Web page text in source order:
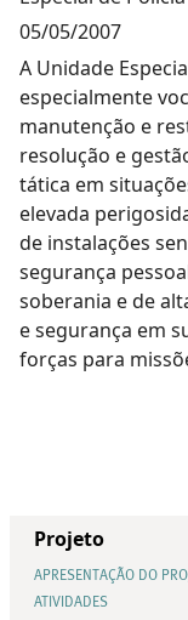
05/05/2007
A Unidade
especialmente
manutenção e
resolução e
tática em
elevada
de instalações
segurança
soberania e de
e segurança em
forças para
Projeto
APRESENTAÇÃO DO
ATIVIDADES